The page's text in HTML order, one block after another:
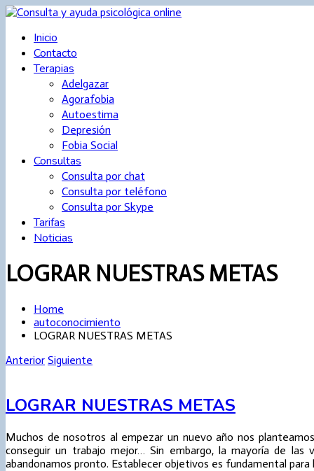
Inicio
Contacto
Terapias
Adelgazar
Agorafobia
Autoestima
Depresión
Fobia Social
Consultas
Consulta por chat
Consulta por teléfono
Consulta por Skype
Tarifas
Noticias
LOGRAR NUESTRAS METAS
Home
autoconocimiento
LOGRAR NUESTRAS METAS
Anterior Siguiente
LOGRAR NUESTRAS METAS
Muchos de nosotros al empezar un nuevo año nos
conseguir un trabajo mejor… Sin embargo, la mayoría de las
abandonamos pronto. Establecer objetivos es fundamental